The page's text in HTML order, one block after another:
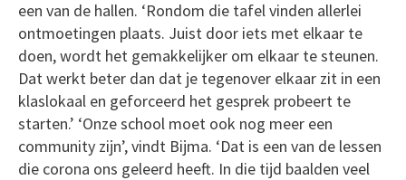
een van de hallen. ‘Rondom die tafel vinden allerlei
ontmoetingen plaats. Juist door iets met elkaar te
doen, wordt het gemakkelijker om elkaar te steunen.
Dat werkt beter dan dat je tegenover elkaar zit in een
klaslokaal en geforceerd het gesprek probeert te
starten.’ ‘Onze school moet ook nog meer een
community zijn’, vindt Bijma. ‘Dat is een van de lessen
die corona ons geleerd heeft. In die tijd baalden veel